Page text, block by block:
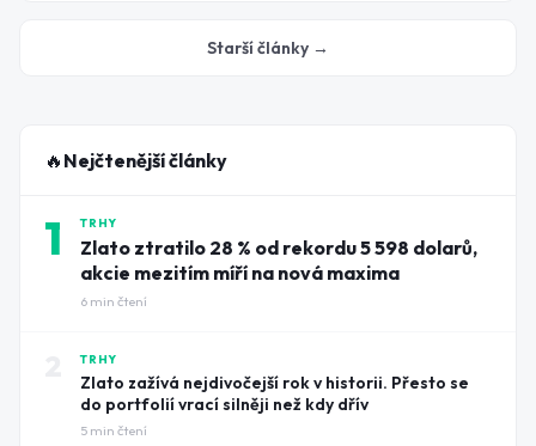
Starší články →
🔥 Nejčtenější články
1 TRHY
Zlato ztratilo 28 % od rekordu 5 598 dolarů,
akcie mezitím míří na nová maxima
6 min čtení
TRHY
Zlato zažívá nejdivočejší rok v historii. Přesto se
do portfolií vrací silněji než kdy dřív
5 min čtení